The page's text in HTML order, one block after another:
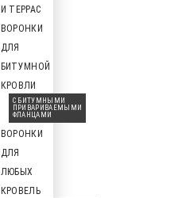
И ТЕРРАС
ВОРОНКИ
ДЛЯ
БИТУМНОЙ
КРОВЛИ
С БИТУМНЫМИ
ПРИВАРИВАЕМЫМИ
ФЛАНЦАМИ
ВОРОНКИ
ДЛЯ
ЛЮБЫХ
КРОВЕЛЬ